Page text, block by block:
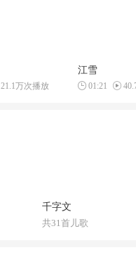
21.1万次播放
江雪
01:21
千字文
共31首儿歌